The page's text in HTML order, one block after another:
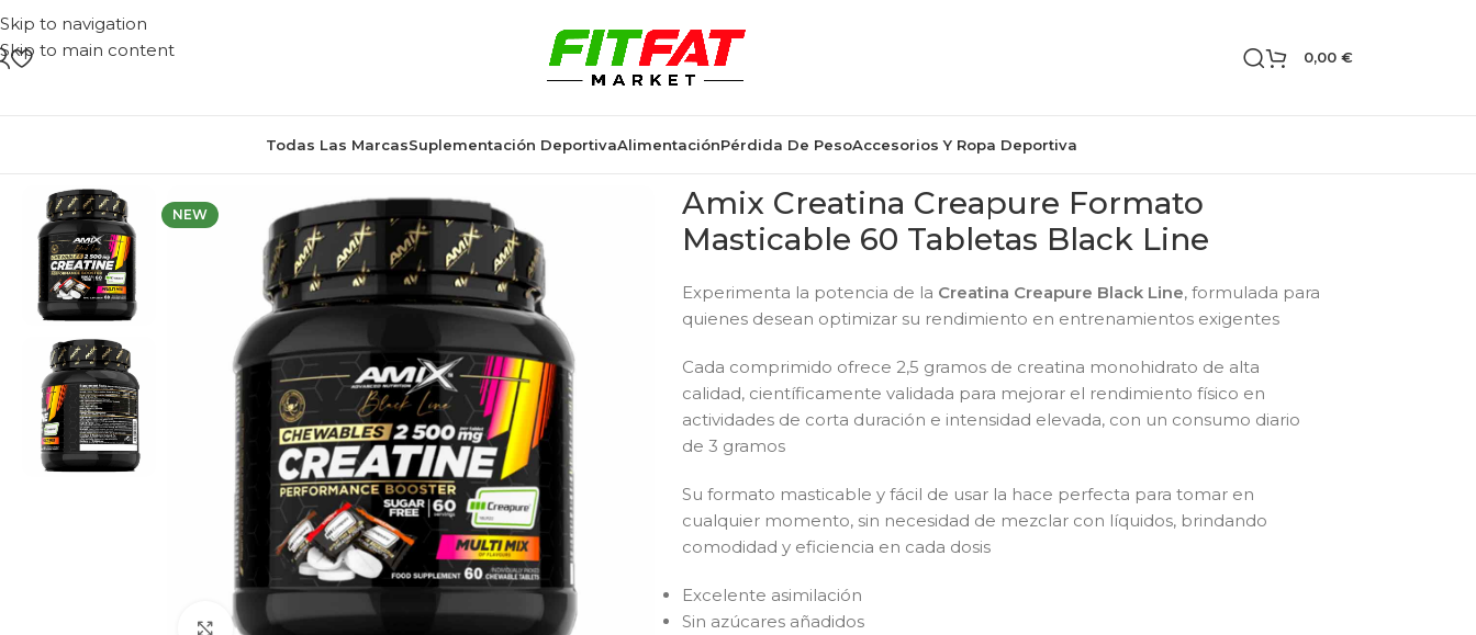
Skip to navigation
Skip to main content
0,00 €
Todas Las MarcasSuplementación DeportivaAlimentaciónPérdida De PesoAccesorios Y Ropa Deportiva
NEW
Click to enlarge
Amix Creatina Creapure Formato
Masticable 60 Tabletas Black Line
Experimenta la potencia de la Creatina Creapure Black Line, formulada para
quienes desean optimizar su rendimiento en entrenamientos exigentes
Cada comprimido ofrece 2,5 gramos de creatina monohidrato de alta
calidad, científicamente validada para mejorar el rendimiento físico en
actividades de corta duración e intensidad elevada, con un consumo diario
de 3 gramos
Su formato masticable y fácil de usar la hace perfecta para tomar en
cualquier momento, sin necesidad de mezclar con líquidos, brindando
comodidad y eficiencia en cada dosis
Excelente asimilación
Sin azúcares añadidos